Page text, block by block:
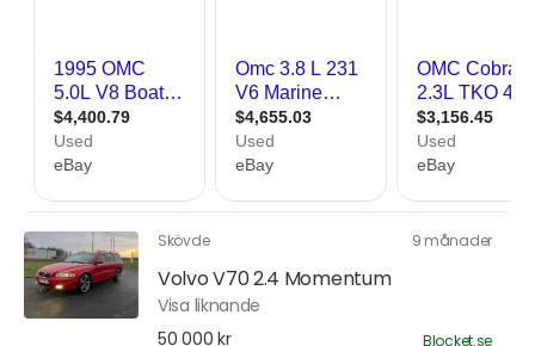
Skövde 9 månader
Volvo V70 2.4 Momentum
Visa liknande
50 000 kr
Blocket.se